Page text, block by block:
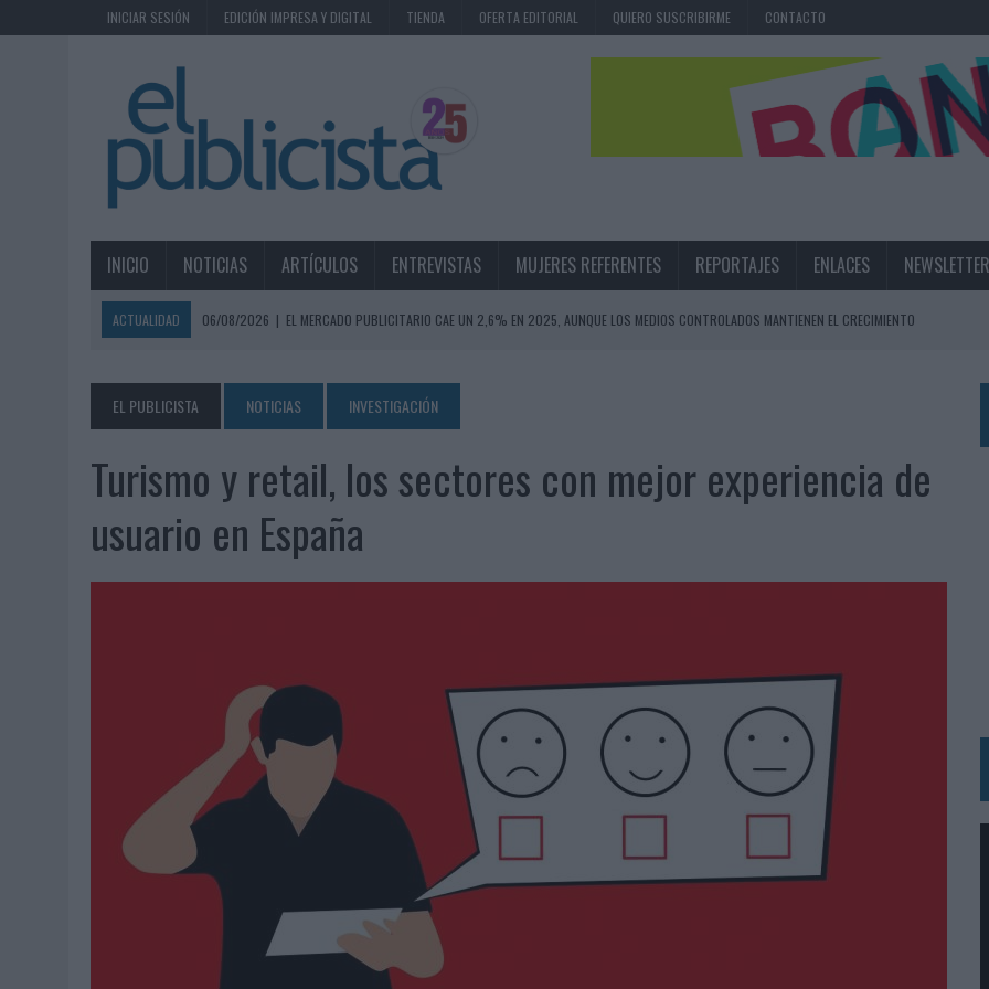
INICIAR SESIÓN EDICIÓN IMPRESA Y DIGITAL TIENDA OFERTA EDITORIAL QUIERO SUSCRIBIRME CONTACTO
INICIO NOTICIAS ARTÍCULOS ENTREVISTAS MUJERES REFERENTES REPORTAJES ENLACES NEWSLETTER
ACTUALIDAD 06/08/2026 | EL MERCADO PUBLICITARIO CAE UN 2,6% EN 2025, AUNQUE LOS MEDIOS CONTROLADOS MANTIENEN EL CRECIMIENTO
EL USO DE LA IA GENERATIVA ALCANZA YA AL 62% DE LOS ESPAÑOLES
06/08/2026 | SYSTEM1 NOMBRA A KIMBERLY BASTONI COMO NUEVA DIRECTORA COMERCIAL GLOBAL
06/08/2026
FRIGO Y UNIQLO LANZAN UNA COLECCIÓN PERSONALIZABLE INSPIRADA EN CORNETTO, CALIPPO Y SOLERO
06/08/2026 | LA IA ESTÁ SUBIENDO EL LISTÓN DE LA CREATIVIDAD
05/08/2026
BEON WORLDWIDE LANZA RAÍZ URBANA PARA TRANSFORMAR EL PATRIMONIO HISTÓRICO EN ACTIVOS CULTURALES Y ECONÓMICOS
‘EL PARAÍSO MÁS CERCA’, DE 22GRADOS PARA LOPESAN HOTELS & RESORTS
‘LA ÚNICA CERVEZA DEL MUNDO QUE SE DISFRUTA DOS VECES’, DE INUSUALY PARA CERVEZA CAPAZ
04/08/2026
‘EL FÚTBOL SIN LAS PERSONAS’, DE DENTSU CREATIVE PARA ORANGE
04/08/2026
|
CAPAZ, LA CERVEZA QUE CONVIERTE CADA BOTELLA EN UNA OPORTUNIDAD DE INCLUSIÓN
04/08/2026 |
BABARIA Y MAXIBON SON ‘EL MATCH PERFECTO DEL VERANO’
AUDIBLE REIVINDICA EL PODER TRANSFORMADOR DEL AUDIO EN SU NUEVA CAMPAÑA GLOBAL DE MARCA
‘VUELVE EL FÚTBOL. VUELVE A SOÑAR’, DE VML PARA MOVISTAR
MOVISTAR APELA A LA ILUSIÓN DE LAS AFICIONES PARA EL REGRESO DEL FÚTBOL
EL PUBLICISTA NOTICIAS INVESTIGACIÓN
Turismo y retail, los sectores con mejor experiencia de
usuario en España